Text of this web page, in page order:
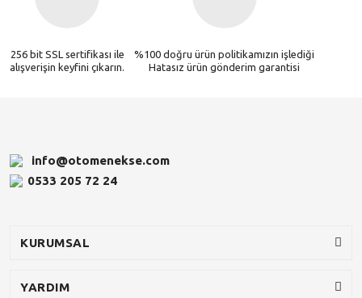
256 bit SSL sertifikası ile
alışverişin keyfini çıkarın.
%100 doğru ürün politikamızın işlediği
Hatasız ürün gönderim garantisi
info@otomenekse.com
0533 205 72 24
KURUMSAL
YARDIM